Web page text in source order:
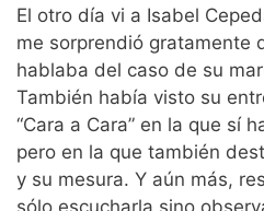
El otro día vi a Isabel
me sorprendió gratamente
hablaba del caso de su
También había visto su
“Cara a Cara” en la que sí
pero en la que también
y su mesura. Y aún más,